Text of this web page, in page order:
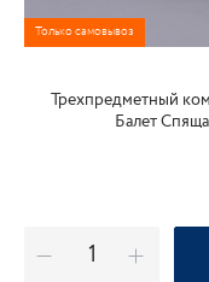
Только самовывоз
Трехпредметный
Балет